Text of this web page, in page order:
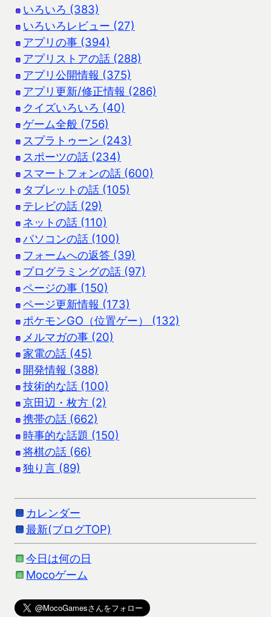
いろいろ (383)
いろいろレビュー (27)
アプリの事 (394)
アプリストアの話 (288)
アプリ公開情報 (375)
アプリ更新/修正情報 (286)
クイズいろいろ (40)
ゲーム全般 (756)
スプラトゥーン (243)
スポーツの話 (234)
スマートフォンの話 (600)
タブレットの話 (105)
テレビの話 (29)
ネットの話 (110)
パソコンの話 (100)
フォームへの返答 (39)
プログラミングの話 (97)
ページの事 (150)
ページ更新情報 (173)
ポケモンGO（位置ゲー） (132)
メルマガの事 (20)
家電の話 (45)
開発情報 (388)
技術的な話 (100)
京田辺・枚方 (2)
携帯の話 (662)
時事的な話題 (150)
将棋の話 (66)
独り言 (89)
カレンダー
最新(ブログTOP)
今日は何の日
Mocoゲーム